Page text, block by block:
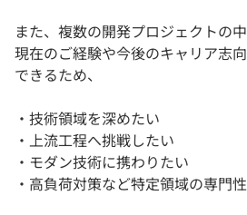
また、複数の開発プロジェクトの中
現在のご経験や今後のキャリア志
できるため、
・技術領域を深めたい
・上流工程へ挑戦したい
・モダン技術に携わりたい
・高負荷対策など特定領域の専門